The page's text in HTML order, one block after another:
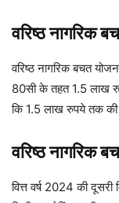
वरिष्ठ नागरिक
वरिष्ठ नागरिक बचत
80सी के तहत 1.5 लाख
कि 1.5 लाख रुपये तक की
वरिष्ठ नागरिक
वित्त वर्ष 2024 की